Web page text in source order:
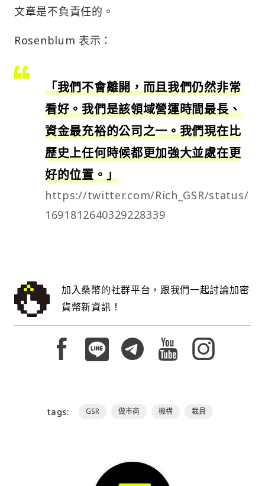
文章是不負責任的。
Rosenblum 表示：
「我們不會離開，而且我們仍然非常
看好。我們是該領域營運時間最長、
資金最充裕的公司之一。我們現在比
歷史上任何時候都更加強大並處在更
好的位置。」
https://twitter.com/Rich_GSR/status/
1691812640329228339
加入桑幣的社群平台，跟我們一起討論加密
貨幣新資訊！
tags: GSR 做市商 機構 裁員